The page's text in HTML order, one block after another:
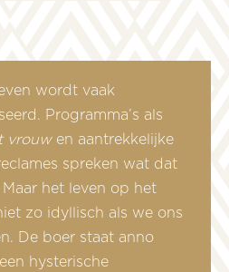
Programma’s als
vrouwen aantrekkelijke
spreken wat dat
het leven op het
zo idyllisch als we ons
De boer staat anno
hysterische